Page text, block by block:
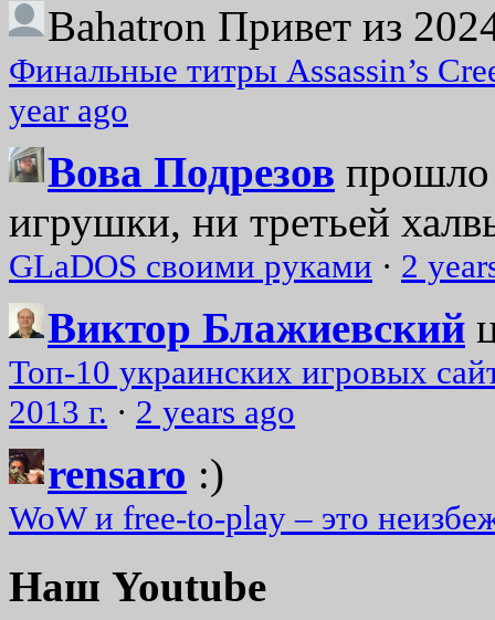
Bahatron Привет из
Финальные титры Assassin’s
year ago
Вова Подрезов прошло
игрушки, ни третьей
GLaDOS своими руками · 2
Виктор Блажиевский
Топ-10 украинских игровых
2013 г. · 2 years ago
rensaro :)
WoW и free-to-play – это
Наш Youtube